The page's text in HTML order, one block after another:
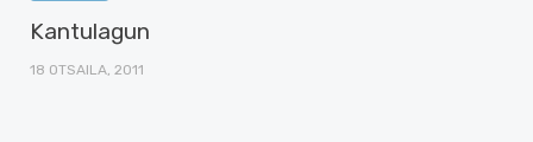
Kantulagun
18 OTSAILA, 2011